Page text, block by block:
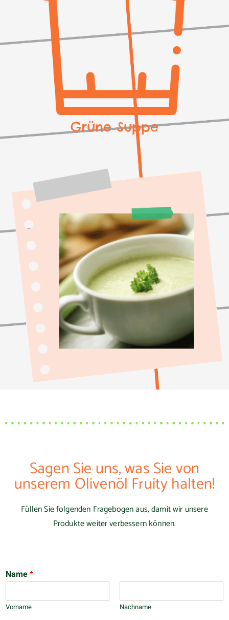
Grüne Suppe
Sagen Sie uns, was Sie von
unserem Olivenöl Fruity halten!
Füllen Sie folgenden Fragebogen aus, damit wir unsere
Produkte weiter verbessern können.
Name*
Vorname Nachname